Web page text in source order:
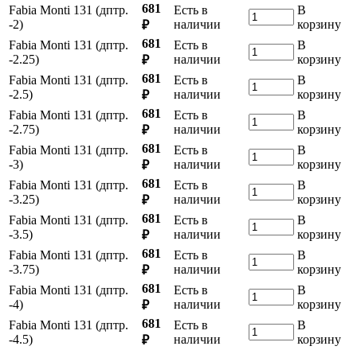
Fabia Monti 131 (дптр.
-2)
681
₽
Есть в
наличии
В
корзину
Fabia Monti 131 (дптр.
-2.25)
681
₽
Есть в
наличии
В
корзину
Fabia Monti 131 (дптр.
-2.5)
681
₽
Есть в
наличии
В
корзину
Fabia Monti 131 (дптр.
-2.75)
681
₽
Есть в
наличии
В
корзину
Fabia Monti 131 (дптр.
-3)
681
₽
Есть в
наличии
В
корзину
Fabia Monti 131 (дптр.
-3.25)
681
₽
Есть в
наличии
В
корзину
Fabia Monti 131 (дптр.
-3.5)
681
₽
Есть в
наличии
В
корзину
Fabia Monti 131 (дптр.
-3.75)
681
₽
Есть в
наличии
В
корзину
Fabia Monti 131 (дптр.
-4)
681
₽
Есть в
наличии
В
корзину
Fabia Monti 131 (дптр.
-4.5)
681
₽
Есть в
наличии
В
корзину